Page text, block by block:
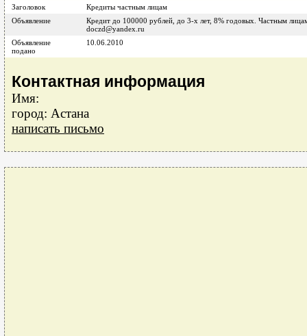
Заголовок
Кредиты частным лицам
Объявление
Кредит до 100000 рублей, до 3-х лет, 8% годовых. Частным
doczd@yandex.ru
Объявление
подано
10.06.2010
Контактная информация
Имя:
город: Астана
написать письмо